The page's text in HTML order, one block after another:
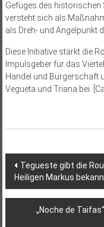
Gefüges des historischen
versteht sich als
als Dreh- und Angelpunkt
Diese Initiative stärkt die
Impulsgeber für das
Handel und Bürgerschaft
Vegueta und Triana bei.
Tegueste gibt die
Heiligen Markus
„Noche de